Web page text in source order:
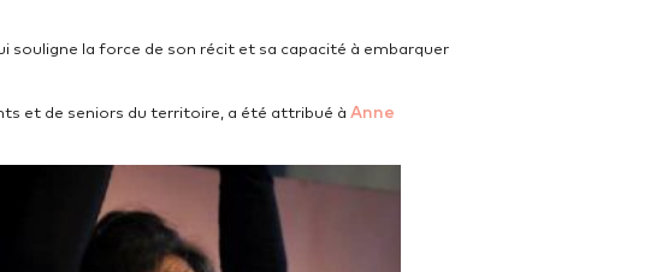
souligne la force de son récit et sa capacité à embarquer
et de seniors du territoire, a été attribué à Anne